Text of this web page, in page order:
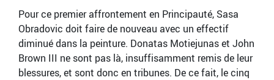
Pour ce premier affrontement en Principauté, Sasa
Obradovic doit faire de nouveau avec un effectif
diminué dans la peinture. Donatas Motiejunas et John
Brown III ne sont pas là, insuffisamment remis de leur
blessures, et sont donc en tribunes. De ce fait, le cinq